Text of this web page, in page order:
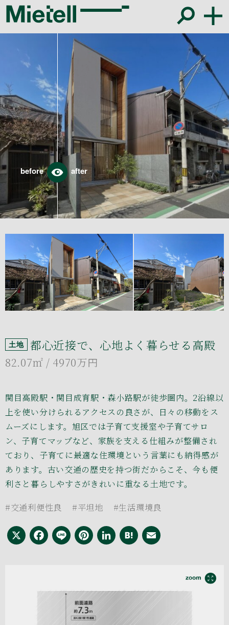
土地 都心近接で、心地よく暮らせる高殿
82.07㎡ / 4970万円
関目高殿駅・関目成育駅・森小路駅が徒歩圏内。2沿線以
上を使い分けられるアクセスの良さが、日々の移動をス
ムーズにします。旭区では子育て支援室や子育てサロ
ン、子育てマップなど、家族を支える仕組みが整備され
ており、子育てに最適な住環境という言葉にも納得感が
あります。古い交通の歴史を持つ街だからこそ、今も便
利さと暮らしやすさがきれいに重なる土地です。
#交通利便性良
#平坦地 #生活環境良
X Facebook
LinePinterest
LinkedIn
Hatena